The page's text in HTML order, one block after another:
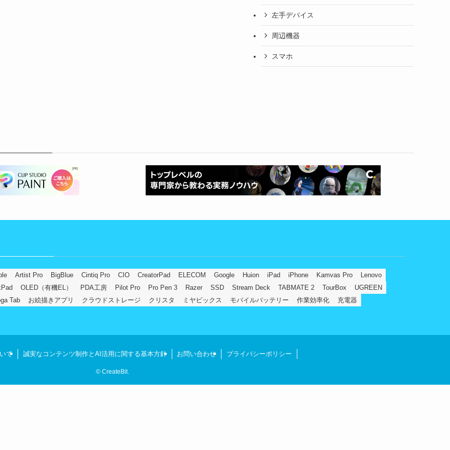
左手デバイス
周辺機器
スマホ
Artist Pro BigBlue Cintiq Pro CIO CreatorPad ELECOM Google Huion iPad iPhone Kamvas Pro
Lenovo
OLED（有機EL） PDA工房 Pilot Pro Pro Pen 3 Razer SSD Stream Deck TABMATE 2 TourBox
UGREEN
Tab
お絵描きアプリ クラウドストレージ クリスタ ミヤビックス モバイルバッテリー 作業効率化 充電器
て 誠実なコンテンツ制作とAI活用に関する基本方針 お問い合わせ プライバシーポリシー
© CreateBit.